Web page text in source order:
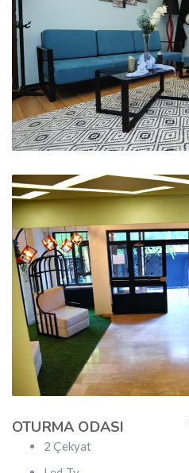
OTURMA ODASI
2 Çekyat